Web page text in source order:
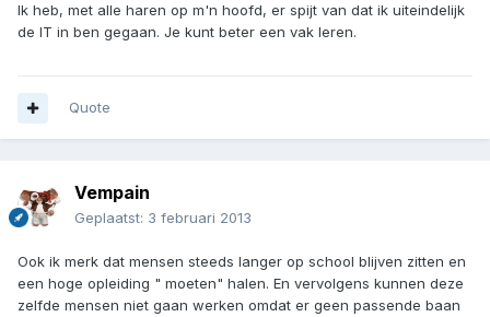
Ik heb, met alle haren op m'n hoofd, er spijt van dat ik uiteindelijk
de IT in ben gegaan. Je kunt beter een vak leren.
Quote
Vempain
Geplaatst: 3 februari 2013
Ook ik merk dat mensen steeds langer op school blijven zitten en
een hoge opleiding " moeten" halen. En vervolgens kunnen deze
zelfde mensen niet gaan werken omdat er geen passende baan